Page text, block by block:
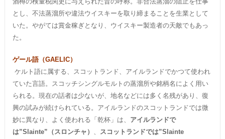
とし、不法蒸溜所や違法ウイスキーを取り締まることを生業として
いた。やがては賞金稼ぎとなり、ウイスキー製造者の天敵でもあっ
た。
ゲール語（GAELIC）
ケルト語に属する、スコットランド、アイルランドでかつて使われ
ていた言語。スコッチシングルモルトの蒸溜所や銘柄名によく用い
られる。現在の話者は少ないが、地名などには多く名残があり、復
興の試みが続けられている。アイルランドのスコットランドでは微
妙に異なり、よく使われる「乾杯」は、 アイルランドで
は”Slainte”（スロンチャ）
スコットランドでは”Slainte